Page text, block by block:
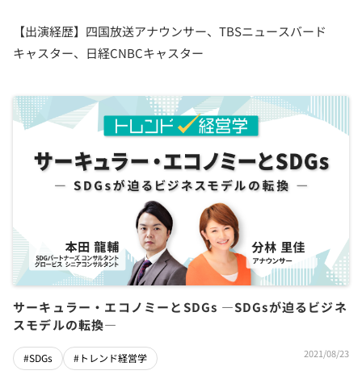
【出演経歴】四国放送アナウンサー、TBSニュースバード
キャスター、日経CNBCキャスター
サーキュラー・エコノミーとSDGs ―SDGsが迫るビジネ
スモデルの転換―
#SDGs #トレンド経営学 2021/08/23